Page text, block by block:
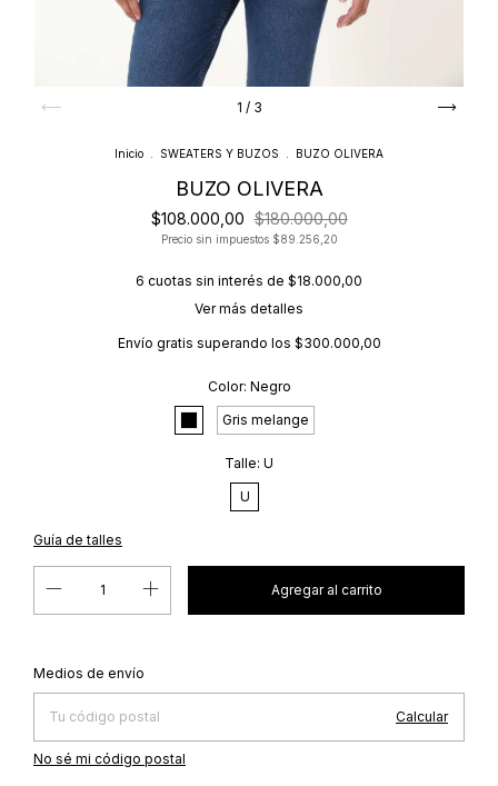
1 / 3
Inicio SWEATERS Y BUZOS BUZO OLIVERA
BUZO OLIVERA
$108.000,00 $180.000,00
Precio sin impuestos $89.256,20
6 cuotas sin interés de $18.000,00
Ver más detalles
Envío gratis superando los $300.000,00
Color: Negro
Gris melange
Talle: U
U
Guía de talles
Entregas para el CP:
Medios de envío
Calcular
No sé mi código postal